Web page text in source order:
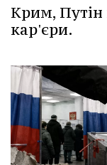
Крим, Путін
кар'єри.